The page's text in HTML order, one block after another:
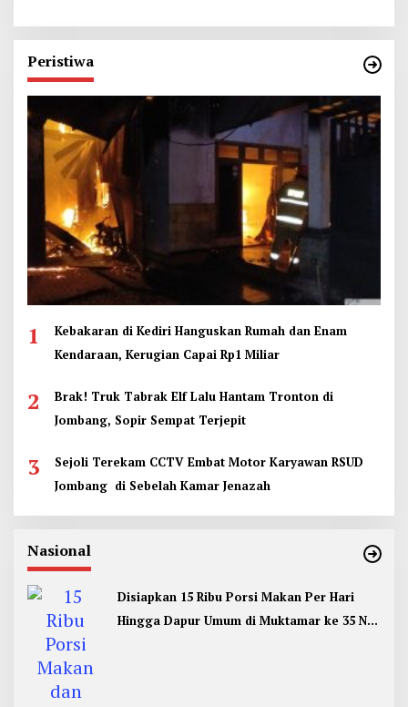
Peristiwa
1
Kebakaran di Kediri Hanguskan Rumah dan Enam
Kendaraan, Kerugian Capai Rp1 Miliar
2
Brak! Truk Tabrak Elf Lalu Hantam Tronton di
Jombang, Sopir Sempat Terjepit
3
Sejoli Terekam CCTV Embat Motor Karyawan RSUD
Jombang di Sebelah Kamar Jenazah
Nasional
Disiapkan 15 Ribu Porsi Makan Per Hari
Hingga Dapur Umum di Muktamar ke 35 NU